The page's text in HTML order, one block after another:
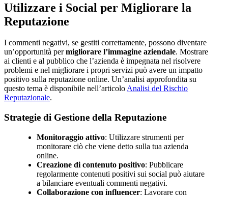
Utilizzare i Social per Migliorare la
Reputazione
I commenti negativi, se gestiti correttamente, possono diventare
un’opportunità permigliorare l’immagine aziendale. Mostrare
ai clienti e al pubblico che l’azienda è impegnata nel risolvere
problemi e nel migliorare i propri servizi può avere un impatto
positivo sulla reputazione online. Un’analisi approfondita su
questo tema è disponibile nell’articoloAnalisi del Rischio
Reputazionale.
Strategie di Gestione della Reputazione
Monitoraggio attivo: Utilizzare strumenti per
monitorare ciò che viene detto sulla tua azienda
online.
Creazione di contenuto positivo: Pubblicare
regolarmente contenuti positivi sui social può aiutare
a bilanciare eventuali commenti negativi.
Collaborazione con influencer: Lavorare con